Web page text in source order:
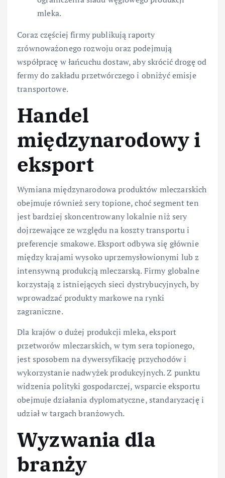
mleka.
Coraz częściej firmy publikują raporty
zrównoważonego rozwoju oraz podejmują
współpracę w łańcuchu dostaw, aby skrócić drogę od
fermy do zakładu przetwórczego i obniżyć emisje
transportowe.
Handel
międzynarodowy i
eksport
Wymiana międzynarodowa produktów mleczarskich
obejmuje również sery topione, choć segment ten
jest bardziej skoncentrowany lokalnie niż sery
dojrzewające ze względu na koszty transportu i
preferencje smakowe. Eksport odbywa się głównie
między krajami wysoko uprzemysłowionymi lub z
intensywną produkcją mleczarską. Firmy globalne
korzystają z istniejących sieci dystrybucyjnych, by
wprowadzać produkty markowe na rynki
zagraniczne.
Dla krajów o dużej produkcji mleka, eksport
przetworów mleczarskich, w tym sera topionego,
jest sposobem na dywersyfikację przychodów i
wykorzystanie nadwyżek produkcyjnych. Z punktu
widzenia polityki gospodarczej, wsparcie eksportu
obejmuje działania dyplomatyczne, standaryzację i
udział w targach branżowych.
Wyzwania dla
branży